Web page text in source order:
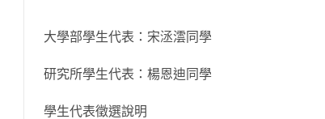
大學部學生代表：宋洆澐同學
研究所學生代表：楊恩迪同學
學生代表徵選說明